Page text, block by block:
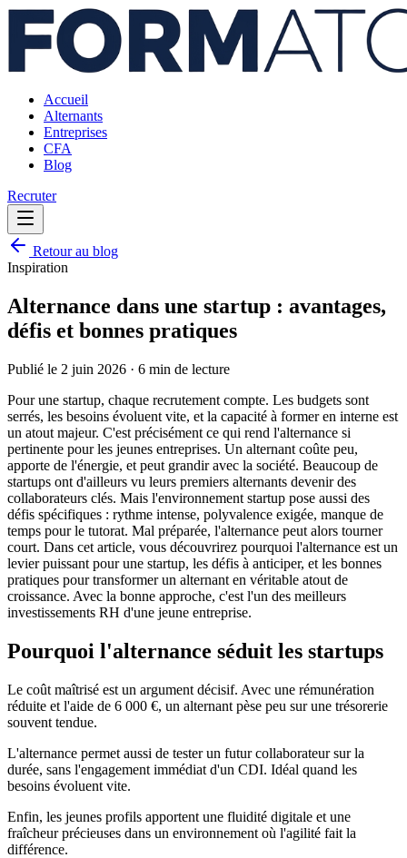
Accueil
Alternants
Entreprises
CFA
Blog
Recruter
Retour au blog
Inspiration
Alternance dans une startup : avantages,
défis et bonnes pratiques
Publié le 2 juin 2026 · 6 min de lecture
Pour une startup, chaque recrutement compte. Les budgets sont
serrés, les besoins évoluent vite, et la capacité à former en interne est
un atout majeur. C'est précisément ce qui rend l'alternance si
pertinente pour les jeunes entreprises. Un alternant coûte peu,
apporte de l'énergie, et peut grandir avec la société. Beaucoup de
startups ont d'ailleurs vu leurs premiers alternants devenir des
collaborateurs clés. Mais l'environnement startup pose aussi des
défis spécifiques : rythme intense, polyvalence exigée, manque de
temps pour le tutorat. Mal préparée, l'alternance peut alors tourner
court. Dans cet article, vous découvrirez pourquoi l'alternance est un
levier puissant pour une startup, les défis à anticiper, et les bonnes
pratiques pour transformer un alternant en véritable atout de
croissance. Avec la bonne approche, c'est l'un des meilleurs
investissements RH d'une jeune entreprise.
Pourquoi l'alternance séduit les startups
Le coût maîtrisé est un argument décisif. Avec une rémunération
réduite et l'aide de 6 000 €, un alternant pèse peu sur une trésorerie
souvent tendue.
L'alternance permet aussi de tester un futur collaborateur sur la
durée, sans l'engagement immédiat d'un CDI. Idéal quand les
besoins évoluent vite.
Enfin, les jeunes profils apportent une fluidité digitale et une
fraîcheur précieuses dans un environnement où l'agilité fait la
différence.